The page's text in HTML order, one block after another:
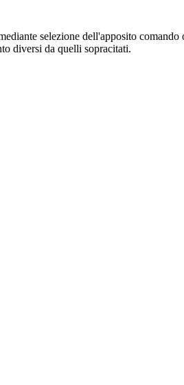
selezione dell'apposito
diversi da quelli sopracitati.